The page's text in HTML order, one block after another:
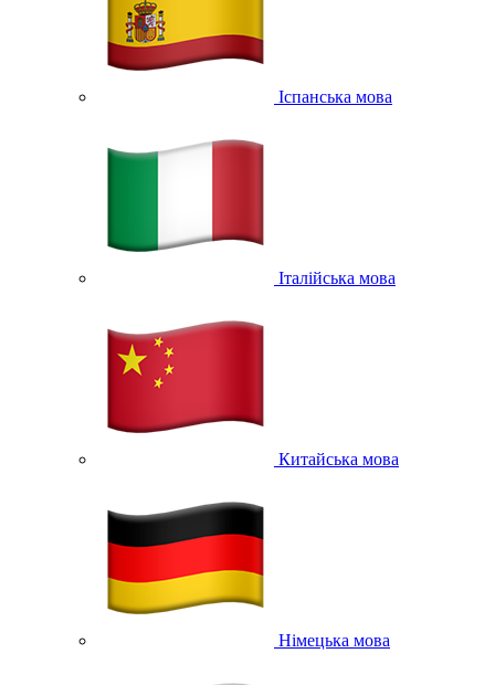
Іспанська мова
Італійська мова
Китайська мова
Німецька мова